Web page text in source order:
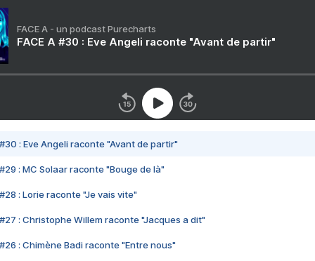
FACE A - un podcast Purecharts
FACE A #30 : Eve Angeli raconte "Avant de partir"
#30 : Eve Angeli raconte "Avant de partir"
#29 : MC Solaar raconte "Bouge de là"
#28 : Lorie raconte "Je vais vite"
#27 : Christophe Willem raconte "Jacques a dit"
#26 : Chimène Badi raconte "Entre nous"